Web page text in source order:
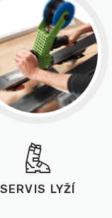
SERVIS LYŽÍ